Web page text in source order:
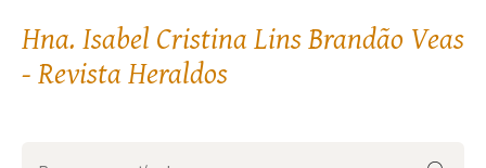
Hna. Isabel Cristina Lins Brandão Veas
- Revista Heraldos